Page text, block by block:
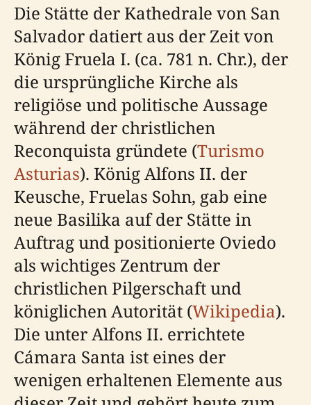
Die Stätte der Kathedrale von San
Salvador datiert aus der Zeit von
König Fruela I. (ca. 781 n. Chr.), der
die ursprüngliche Kirche als
religiöse und politische Aussage
während der christlichen
Reconquista gründete (Turismo
Asturias). König Alfons II. der
Keusche, Fruelas Sohn, gab eine
neue Basilika auf der Stätte in
Auftrag und positionierte Oviedo
als wichtiges Zentrum der
christlichen Pilgerschaft und
königlichen Autorität (Wikipedia).
Die unter Alfons II. errichtete
Cámara Santa ist eines der
wenigen erhaltenen Elemente aus